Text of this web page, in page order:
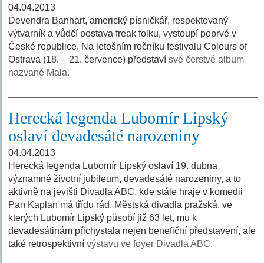
04.04.2013
Devendra Banhart, americký písničkář, respektovaný
výtvarník a vůdčí postava freak folku, vystoupí poprvé v
České republice. Na letošním ročníku festivalu Colours of
Ostrava (18. – 21. července) představísvé čerstvé album
nazvané Mala.
Herecká legenda Lubomír Lipský
oslaví devadesáté narozeniny
04.04.2013
Herecká legenda Lubomír Lipský oslaví 19. dubna
významné životní jubileum, devadesáté narozeniny, a to
aktivně na jevišti Divadla ABC, kde stále hraje v komedii
Pan Kaplan má třídu rád. Městská divadla pražská, ve
kterých Lubomír Lipský působí již 63 let, mu k
devadesátinám přichystala nejen benefiční představení, ale
také retrospektivnívýstavu ve foyer Divadla ABC.